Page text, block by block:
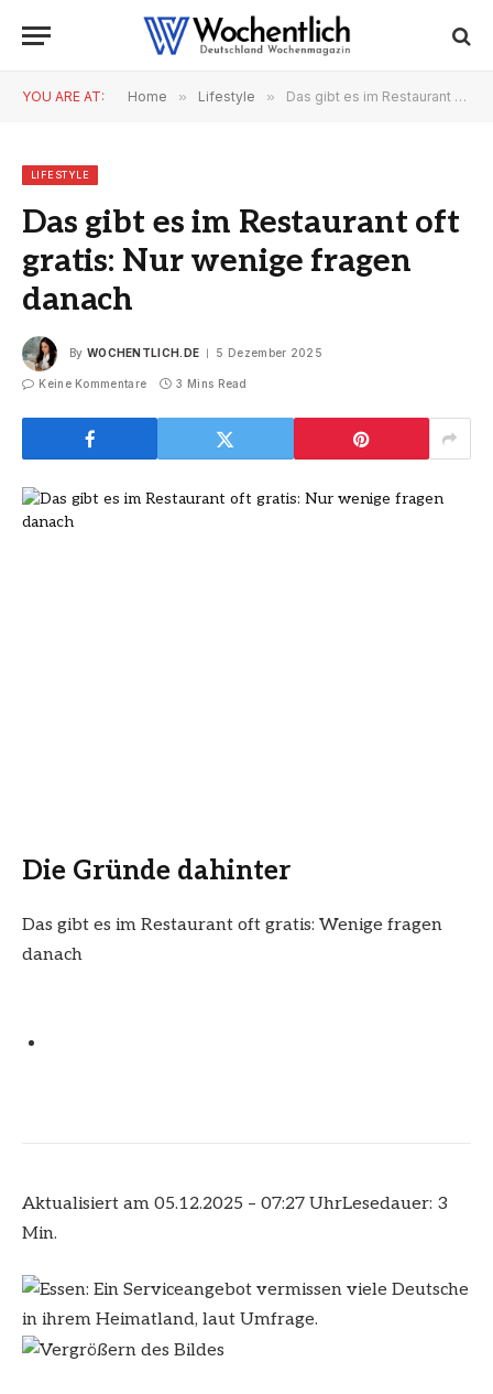
YOU ARE AT: Home » Lifestyle » Das gibt es im Restaurant oft gratis: Nur wenige fragen danach
LIFESTYLE
Das gibt es im Restaurant oft
gratis: Nur wenige fragen
danach
By WOCHENTLICH.DE 5 Dezember 2025
Keine Kommentare 3 Mins Read
Die Gründe dahinter
Das gibt es im Restaurant oft gratis: Wenige fragen
danach
Aktualisiert am 05.12.2025 – 07:27 UhrLesedauer: 3
Min.